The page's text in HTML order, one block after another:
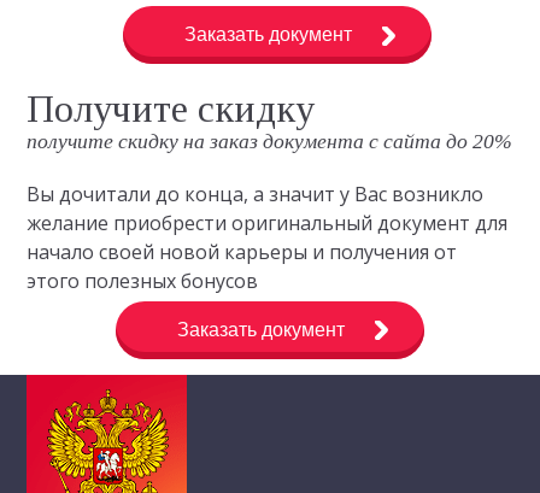
Заказать документ
Получите скидку
получите скидку на заказ документа с сайта до 20%
Вы дочитали до конца, а значит у Вас возникло
желание приобрести оригинальный документ для
начало своей новой карьеры и получения от
этого полезных бонусов
Заказать документ